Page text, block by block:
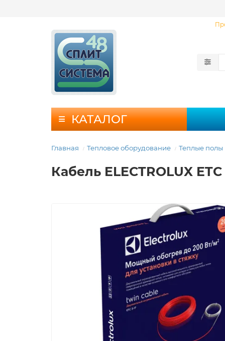
КАТАЛОГ
Главная Тепловое оборудование Теплые полы
Кабель ELECTROLUX